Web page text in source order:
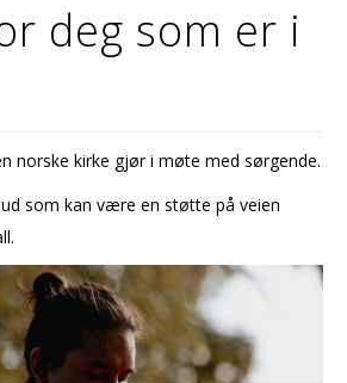
deg som er i
norske kirke gjør i møte med sørgende.
som kan være en støtte på veien